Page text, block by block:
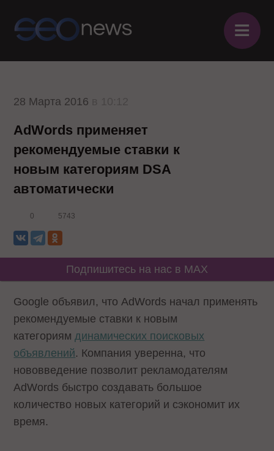
≡
28 Марта 2016
AdWords применяет
рекомендуемые ставки к
новым категориям DSA
автоматически
0 5743
Подпишитесь на нас в MAX
Google объявил, что AdWords начал применять
рекомендуемые ставки к новым
категориямдинамических поисковых
объявлений. Компания уверенна, что
нововведение позволит рекламодателям
AdWords быстро создавать большое
количество новых категорий и сэкономит их
время.